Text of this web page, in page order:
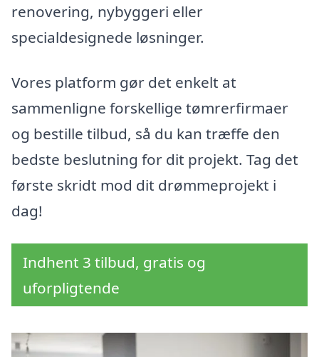
renovering, nybyggeri eller
specialdesignede løsninger.
Vores platform gør det enkelt at
sammenligne forskellige tømrerfirmaer
og bestille tilbud, så du kan træffe den
bedste beslutning for dit projekt. Tag det
første skridt mod dit drømmeprojekt i
dag!
Indhent 3 tilbud, gratis og
uforpligtende